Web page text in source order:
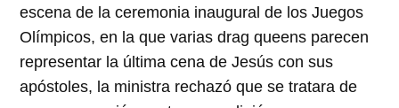
escena de la ceremonia inaugural de los Juegos
Olímpicos, en la que varias drag queens parecen
representar la última cena de Jesús con sus
apóstoles, la ministra rechazó que se tratara de